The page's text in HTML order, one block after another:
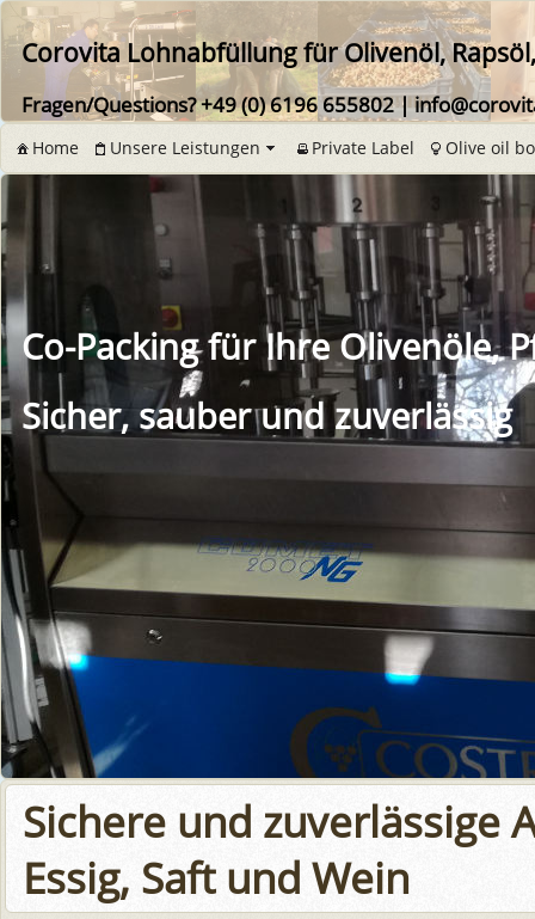
Corovita Lohnabfüllung für Olivenöl,
Fragen/Questions? +49 (0) 6196 655802 |
Home Unsere Leistungen Private Label Olive oil
Co-Packing für Ihre Olivenöle,
Sicher, sauber und zuverlässig
Sichere und zuverlässige
Essig, Saft und Wein